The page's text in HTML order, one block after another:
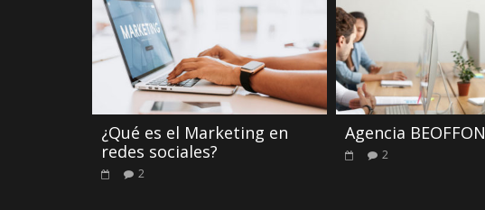
¿Qué es el Marketing en
redes sociales?
2
Agencia BEOFFON
2